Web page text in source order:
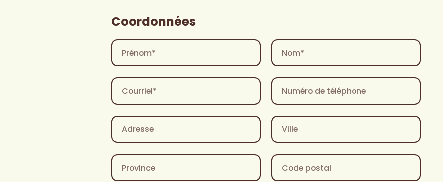
Coordonnées
Nom
Prénom* Nom*
Courriel*
Numéro
téléphone
Adresse
Ville
Province
Code
postal